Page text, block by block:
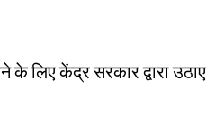
के लिए केंद्र सरकार द्वारा उठाए